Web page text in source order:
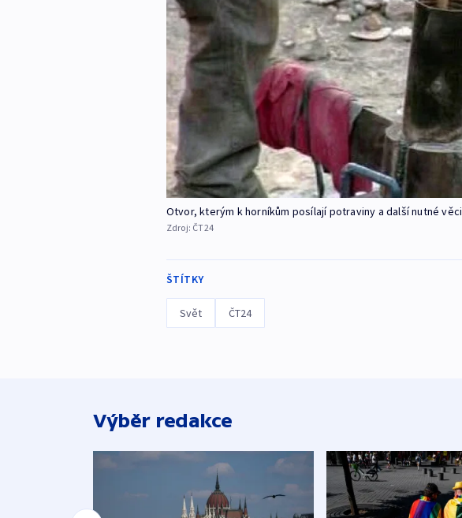
Otvor, kterým k horníkům posílají potraviny a další nutné věci
Zdroj: ČT24
ŠTÍTKY
Svět ČT24
Výběr redakce